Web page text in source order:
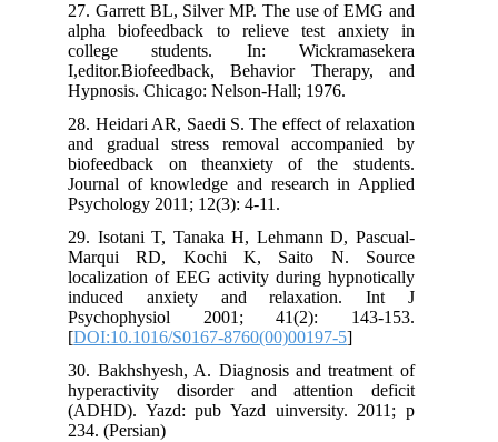
27. Garrett BL, Silver MP. The use of EMG and
alpha biofeedback to relieve test anxiety in
college students. In: Wickramasekera
I,editor.Biofeedback, Behavior Therapy, and
Hypnosis. Chicago: Nelson-Hall; 1976.
28. Heidari AR, Saedi S. The effect of relaxation
and gradual stress removal accompanied by
biofeedback on theanxiety of the students.
Journal of knowledge and research in Applied
Psychology 2011; 12(3): 4-11.
29. Isotani T, Tanaka H, Lehmann D, Pascual-
Marqui RD, Kochi K, Saito N. Source
localization of EEG activity during hypnotically
induced anxiety and relaxation. Int J
Psychophysiol 2001; 41(2): 143-153.
[DOI:10.1016/S0167-8760(00)00197-5
30. Bakhshyesh, A. Diagnosis and treatment of
hyperactivity disorder and attention deficit
(ADHD). Yazd: pub Yazd uinversity. 2011; p
234. (Persian)